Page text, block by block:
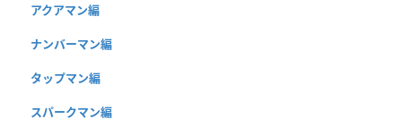
アクアマン編
ナンバーマン編
タップマン編
スパークマン編